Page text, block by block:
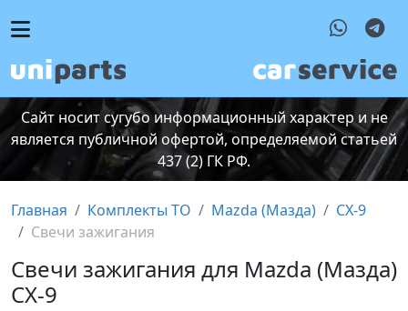
Сайт носит сугубо информационный характер и не
является публичной офертой, определяемой статьей
437 (2) ГК РФ.
Главная Комплекты ТО Mazda (Мазда)
CX-9
Свечи зажигания
Свечи зажигания для Mazda (Мазда)
CX-9